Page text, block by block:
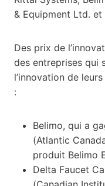
& Equipment Ltd. et
Des prix de
des entreprises qui
l’innovation de
:
Belimo, qui a
(Atlantic
produit Belimo
Delta Faucet